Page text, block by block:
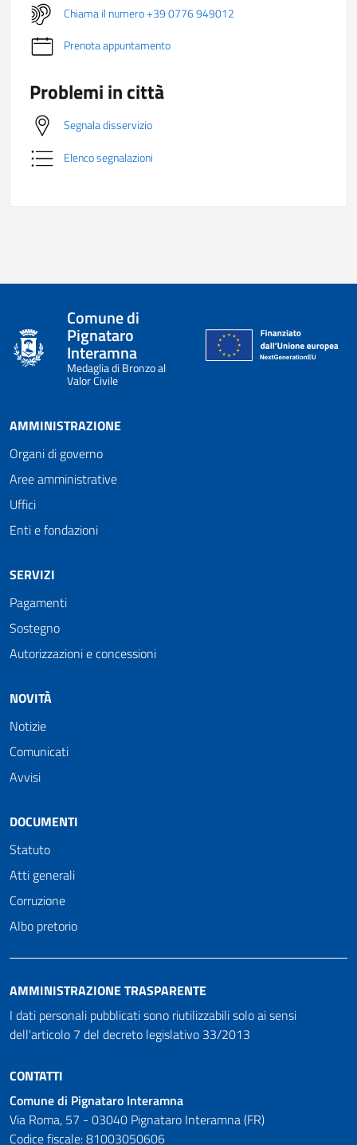
Chiama il numero +39 0776 949012
Prenota appuntamento
Problemi in città
Segnala disservizio
Elenco segnalazioni
Comune di
Pignataro
Interamna
Medaglia di Bronzo al
Valor Civile
AMMINISTRAZIONE
Organi di governo
Aree amministrative
Uffici
Enti e fondazioni
SERVIZI
Pagamenti
Sostegno
Autorizzazioni e concessioni
NOVITÀ
Notizie
Comunicati
Avvisi
DOCUMENTI
Statuto
Atti generali
Corruzione
Albo pretorio
AMMINISTRAZIONE TRASPARENTE
I dati personali pubblicati sono riutilizzabili solo ai sensi
dell'articolo 7 del decreto legislativo 33/2013
CONTATTI
Comune di Pignataro Interamna
Via Roma, 57 - 03040 Pignataro Interamna (FR)
Codice fiscale: 81003050606